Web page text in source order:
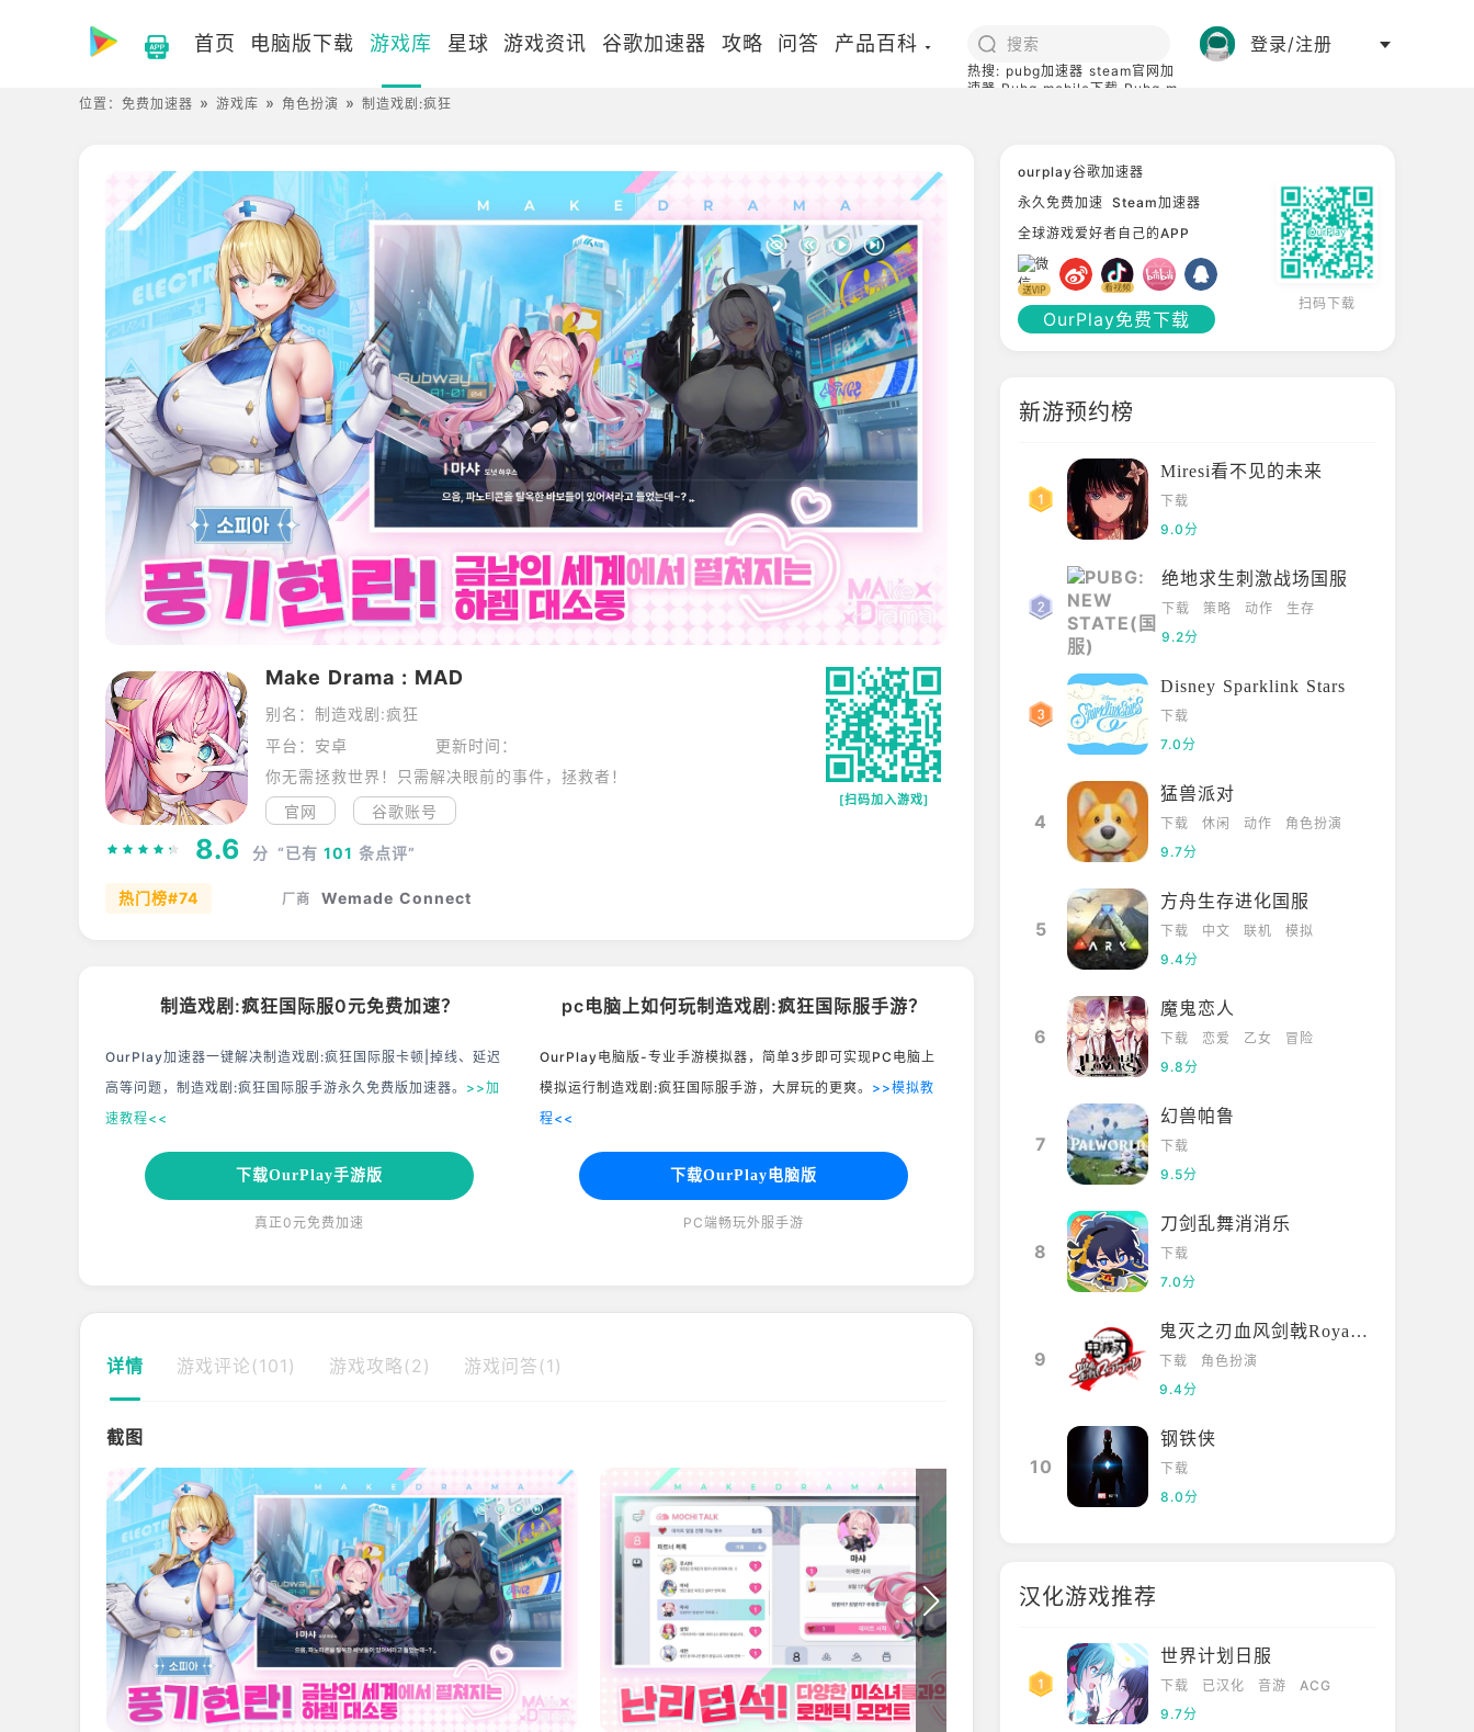
首页 电脑版下载 游戏库 星球 游戏资讯 谷歌加速器 攻略 问答 产品百科
热搜: pubg加速器 steam官网加
速器 Pubg mobile下载 Pubg m
登录/注册
位置： 免费加速器 游戏库 角色扮演 制造戏剧:疯狂
Make Drama : MAD
别名：制造戏剧:疯狂
平台：安卓
更新时间：
你无需拯救世界！只需解决眼前的事件，拯救者！
官网
谷歌账号
[扫码加入游戏]
8.6 分 “已有 101 条点评”
热门榜#74 厂商 Wemade Connect
制造戏剧:疯狂国际服0元免费加速？
OurPlay加速器一键解决制造戏剧:疯狂国际服卡顿|掉线、延迟
高等问题，制造戏剧:疯狂国际服手游永久免费版加速器。 >>加
速教程<<
下载OurPlay手游版
真正0元免费加速
pc电脑上如何玩制造戏剧:疯狂国际服手游？
OurPlay电脑版-专业手游模拟器，简单3步即可实现PC电脑上
模拟运行制造戏剧:疯狂国际服手游，大屏玩的更爽。 >>模拟教
程<<
下载OurPlay电脑版
PC端畅玩外服手游
详情 游戏评论(101) 游戏攻略(2) 游戏问答(1)
截图
ourplay谷歌加速器
永久免费加速 Steam加速器
全球游戏爱好者自己的APP
OurPlay免费下载
扫码下载
新游预约榜
Miresi看不见的未来
下载
9.0分
绝地求生刺激战场国服
下载 策略 动作
生存
9.2分
Disney Sparklink Stars
下载
7.0分
4
猛兽派对
下载 休闲 动作
角色扮演
9.7分
5
方舟生存进化国服
下载 中文 联机
模拟
9.4分
6
魔鬼恋人
下载 恋爱 乙女
冒险
9.8分
7
幻兽帕鲁
下载
9.5分
8
刀剑乱舞消消乐
下载
7.0分
9
鬼灭之刃血风剑戟Royale国际服
下载
角色扮演
9.4分
10
钢铁侠
下载
8.0分
汉化游戏推荐
世界计划日服
下载 已汉化 音游
ACG
9.7分